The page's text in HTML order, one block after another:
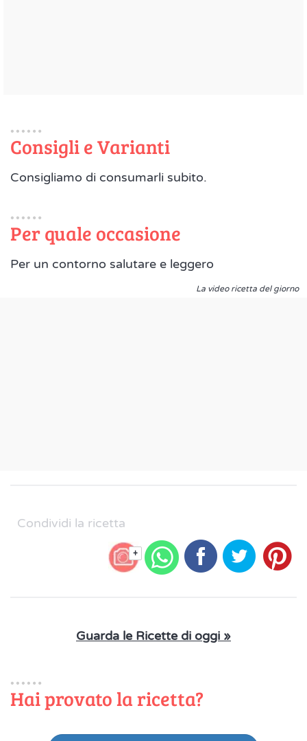
Consigli e Varianti
Consigliamo di consumarli subito.
Per quale occasione
Per un contorno salutare e leggero
La video ricetta del giorno
Condividi la ricetta
+
Guarda le Ricette di oggi »
Hai provato la ricetta?